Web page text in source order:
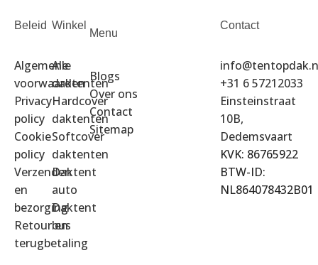
Beleid
Algemene
voorwaarden
Privacy
policy
Cookie
policy
Verzenden
en
bezorging
Retour en
terugbetaling
Winkel
Alle
daktenten
Hardcover
daktenten
Softcover
daktenten
Daktent
auto
Daktent
bus
Menu
Blogs
Over ons
Contact
Sitemap
Contact
+31 6 57212033
Einsteinstraat
10B,
Dedemsvaart
KVK: 86765922
BTW-ID:
NL864078432B01